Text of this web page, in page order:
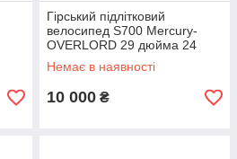
Гірський підлітковий
велосипед S700 Mercury-
OVERLORD 29 дюйма 24
швидкості Червоний
Немає в наявності
10 000 ₴